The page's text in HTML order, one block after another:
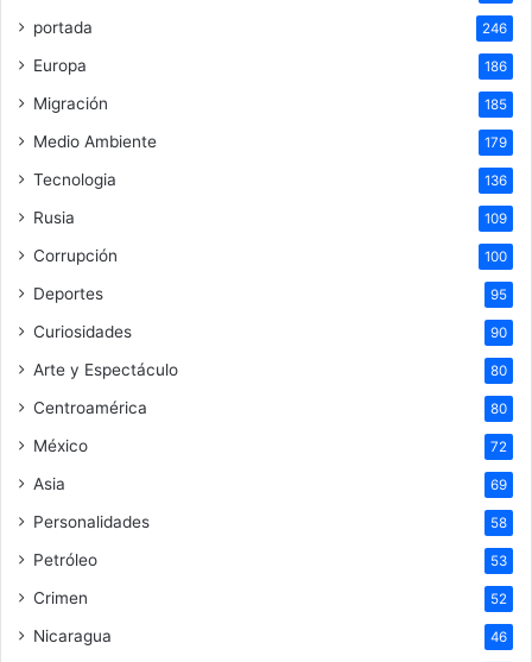
portada 246
Europa 186
Migración 185
Medio Ambiente 179
Tecnologia 136
Rusia 109
Corrupción 100
Deportes 95
Curiosidades 90
Arte y Espectáculo 80
Centroamérica 80
México 72
Asia 69
Personalidades 58
Petróleo 53
Crimen 52
Nicaragua 46